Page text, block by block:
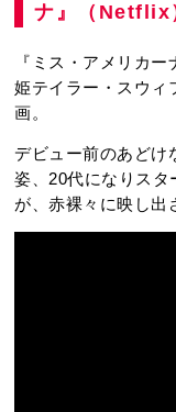
ナ』（Netflix
『ミス・アメリカ
姫テイラー・スウィ
画。
デビュー前のあどけ
姿、20代になりスタ
が、赤裸々に映し出